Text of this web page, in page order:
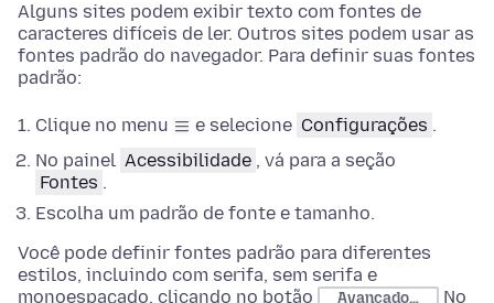
Alguns sites podem exibir texto com fontes de
caracteres difíceis de ler. Outros sites podem usar as
fontes padrão do navegador. Para definir suas fontes
padrão:
Clique no menu e selecione Configurações .
No painel Acessibilidade , vá para a seção
Fontes .
Escolha um padrão de fonte e tamanho.
Você pode definir fontes padrão para diferentes
estilos, incluindo com serifa, sem serifa e
monoespaçado, clicando no botão
Avançado…
No